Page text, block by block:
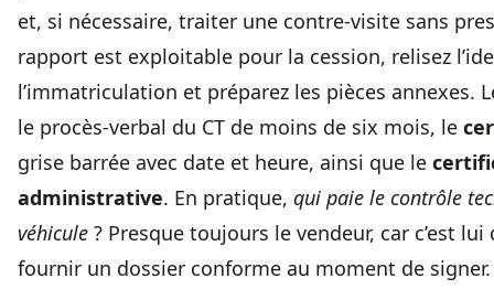
et, si nécessaire, traiter une contre-visite sans
rapport est exploitable pour la cession, relisez
l’immatriculation et préparez les pièces annexes.
le procès-verbal du CT de moins de six mois, le
grise barrée avec date et heure, ainsi que le
administrative. En pratique, qui paie le contrôle
véhicule ? Presque toujours le vendeur, car c’est
fournir un dossier conforme au moment de signer.